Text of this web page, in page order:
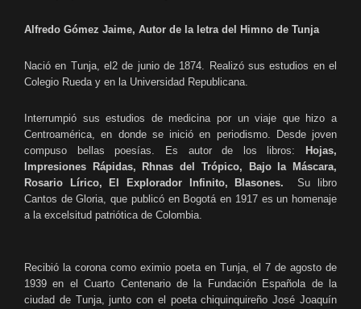
Alfredo Gómez Jaime, Autor de la letra del Himno de Tunja
Nació en Tunja, el2 de junio de 1874. Realizó sus estudios en el
Colegio Rueda y en la Universidad Republicana.
Interrumpió sus estudios de medicina por un viaje que hizo a
Centroamérica, en donde se inició en periodismo. Desde joven
compuso bellas poesías. Es autor de los libros:
Hojas,
Impresiones Rápidas, Rhnas del Trópico, Bajo la Máscara,
Rosario Lírico, El Explorador Infinito, Blasones.Su libro
Cantos de Gloria, que publicó en Bogotá en 1917 es un homenaje
a la excelsitud patriótica de Colombia.
Recibió la corona como eximio poeta en Tunja, el 7 de agosto de
1939 en el Cuarto Centenario de la Fundación Española de la
ciudad de Tunja, junto con el poeta chiquinquireño José Joaquín